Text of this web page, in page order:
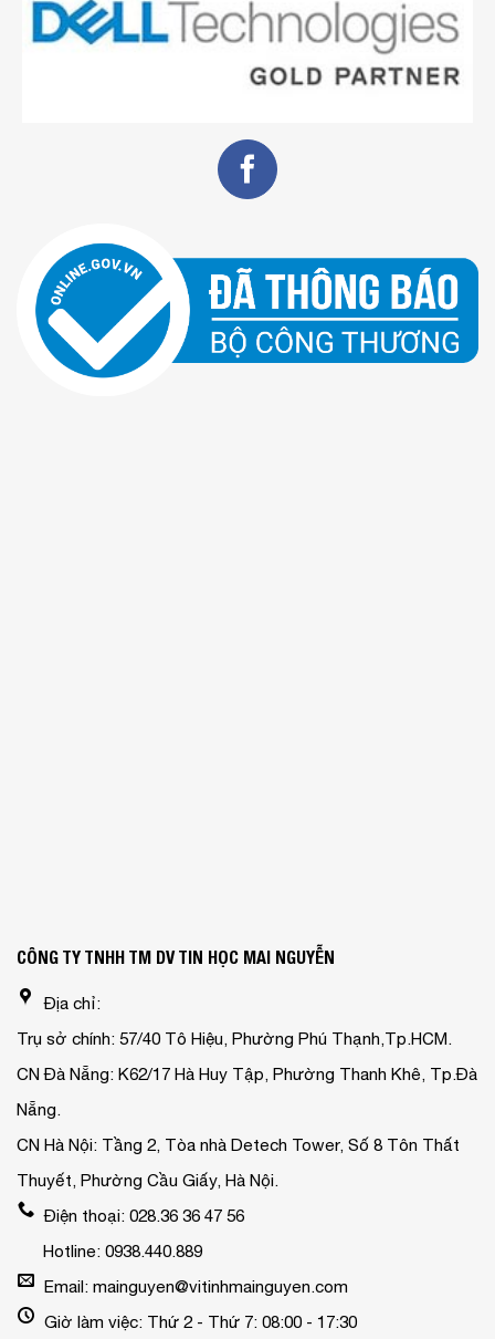
CÔNG TY TNHH TM DV TIN HỌC MAI NGUYỄN
Địa chỉ:
Trụ sở chính: 57/40 Tô Hiệu, Phường Phú Thạnh,Tp.HCM.
CN Đà Nẵng: K62/17 Hà Huy Tập, Phường Thanh Khê, Tp.Đà
Nẵng.
CN Hà Nội: Tầng 2, Tòa nhà Detech Tower, Số 8 Tôn Thất
Thuyết, Phường Cầu Giấy, Hà Nội.
Điện thoại: 028.36 36 47 56
Hotline: 0938.440.889
Email: mainguyen@vitinhmainguyen.com
Giờ làm việc: Thứ 2 - Thứ 7: 08:00 - 17:30